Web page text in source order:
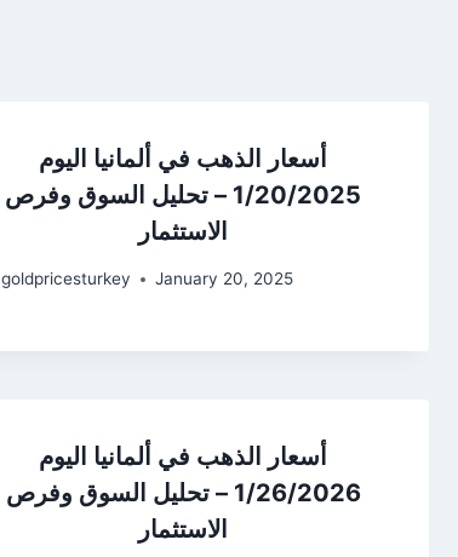
أسعار الذهب في ألمانيا اليوم
1/20/2025 – تحليل السوق وفرص
الاستثمار
goldpricesturkey January 20, 2025
أسعار الذهب في ألمانيا اليوم
1/26/2026 – تحليل السوق وفرص
الاستثمار